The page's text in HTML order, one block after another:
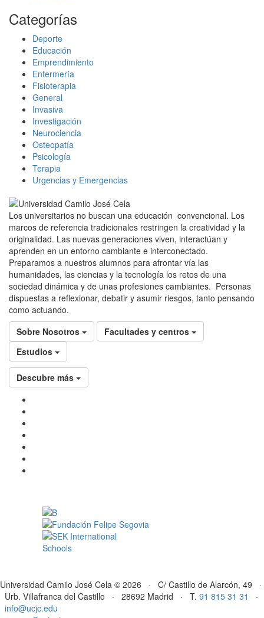
Categorías
Deporte
Educación
Emprendimiento
Enfermería
Fisioterapia
General
Invasiva
Investigación
Neurociencia
Osteopatía
Psicología
Terapia
Urgencias y Emergencias
Los universitarios no buscan una educación convencional. Los
marcos de referencia tradicionales restringen la creatividad y la
originalidad. Las nuevas generaciones viven, interactúan y
aprenden en un entorno cambiante e interconectado.
Preparamos a nuestros alumnos para afrontar vía las
humanidades, las ciencias y la tecnología los retos de una
sociedad dinámica y de unas profesiones cambiantes. Personas
dispuestas a reflexionar, debatir y asumir riesgos, tanto pensando
como actuando.
Sobre Nosotros
Facultades y centros
Estudios
Descubre más
Universidad Camilo José Cela © 2026 · C/ Castillo de Alarcón, 49 ·
Urb. Villafranca del Castillo · 28692 Madrid · T. 91 815 31 31
·
info@ucjc.edu